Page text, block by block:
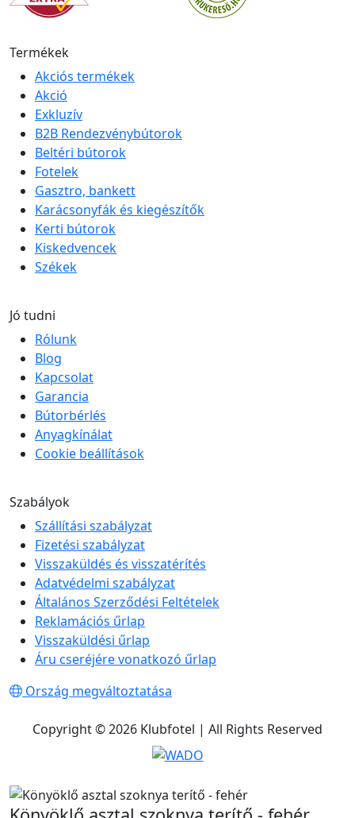
Termékek
Akciós termékek
Akció
Exkluzív
B2B Rendezvénybútorok
Beltéri bútorok
Fotelek
Gasztro, bankett
Karácsonyfák és kiegészítők
Kerti bútorok
Kiskedvencek
Székek
Jó tudni
Rólunk
Blog
Kapcsolat
Garancia
Bútorbérlés
Anyagkínálat
Cookie beállítások
Szabályok
Szállítási szabályzat
Fizetési szabályzat
Visszaküldés és visszatérítés
Adatvédelmi szabályzat
Általános Szerződési Feltételek
Reklamációs űrlap
Visszaküldési űrlap
Áru cseréjére vonatkozó űrlap
Ország megváltoztatása
Copyright © 2026 Klubfotel | All Rights Reserved